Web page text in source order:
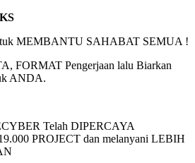
MEMBANTU SAHABAT SEMUA !
FORMAT Pengerjaan lalu Biarkan
ANDA.
Telah DIPERCAYA
PROJECT dan melanyani LEBIH